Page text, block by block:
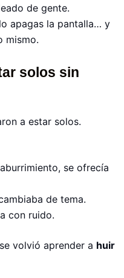
de gente.
apagas la pantalla… y
mismo.
solos sin
a estar solos.
se ofrecía
de tema.
con ruido.
volvió aprender a huir